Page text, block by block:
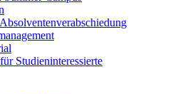
Studieninteressierte